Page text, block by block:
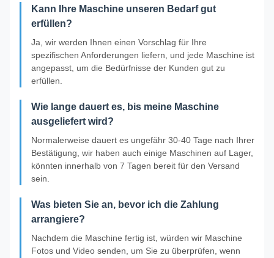
Kann Ihre Maschine unseren Bedarf gut
erfüllen?
Ja, wir werden Ihnen einen Vorschlag für Ihre
spezifischen Anforderungen liefern, und jede Maschine ist
angepasst, um die Bedürfnisse der Kunden gut zu
erfüllen.
Wie lange dauert es, bis meine Maschine
ausgeliefert wird?
Normalerweise dauert es ungefähr 30-40 Tage nach Ihrer
Bestätigung, wir haben auch einige Maschinen auf Lager,
könnten innerhalb von 7 Tagen bereit für den Versand
sein.
Was bieten Sie an, bevor ich die Zahlung
arrangiere?
Nachdem die Maschine fertig ist, würden wir Maschine
Fotos und Video senden, um Sie zu überprüfen, wenn